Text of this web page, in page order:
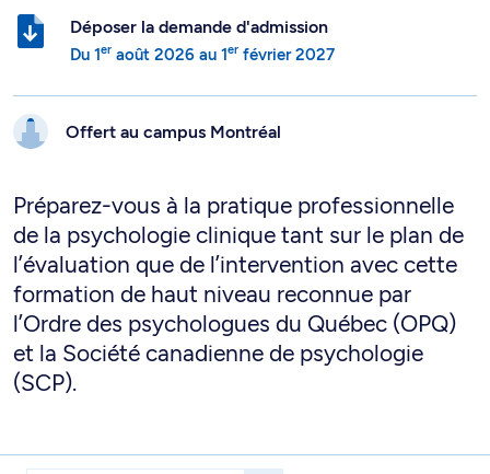
Déposer la demande d'admission
Du 1er août 2026 au 1er février 2027
Offert au campus Montréal
Préparez-vous à la pratique professionnelle
de la psychologie clinique tant sur le plan de
l’évaluation que de l’intervention avec cette
formation de haut niveau reconnue par
l’Ordre des psychologues du Québec (OPQ)
et la Société canadienne de psychologie
(SCP).